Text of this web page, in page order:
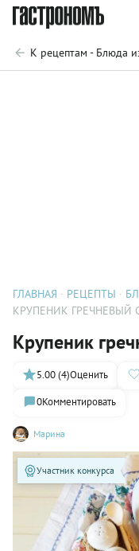
К рецептам - Блюда
ГЛАВНАЯ РЕЦЕПТЫ
КРУПЕНИК ГРЕЧНЕВЫЙ
Крупеник
Марина
5.00 (4)Оценить
0Комментировать
Участник конкурса